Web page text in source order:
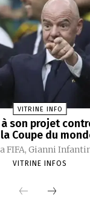
VITRINE INFO
à son projet
Coupe du
FIFA, Gianni
VITRINE INFOS